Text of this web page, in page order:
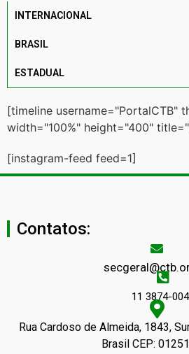
INTERNACIONAL
BRASIL
ESTADUAL
[timeline username="PortalCTB"
width="100%" height="400"
[instagram-feed feed=1]
Contatos:
11 3874-
Rua Cardoso de Almeida, 1843,
Brasil CEP: